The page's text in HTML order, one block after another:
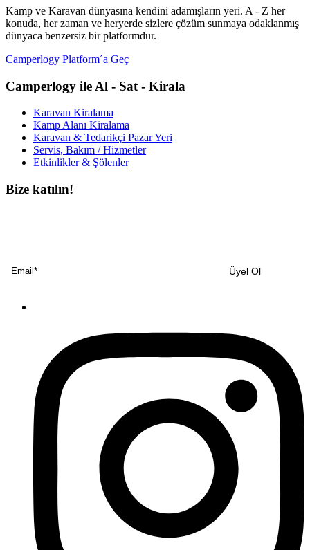
Kamp ve Karavan dünyasına kendini adamışların yeri. A - Z her
konuda, her zaman ve heryerde sizlere çözüm sunmaya odaklanmış
dünyaca benzersiz bir platformdur.
Camperlogy Platform´a Geç
Camperlogy ile Al - Sat - Kirala
Karavan Kiralama
Kamp Alanı Kiralama
Karavan & Tedarikçi Pazar Yeri
Servis, Bakım / Hizmetler
Etkinlikler & Şölenler
Bize katılın!